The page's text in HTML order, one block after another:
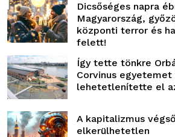
Dicsőséges napra
Magyarország,
központi terror és
felett!
Így tette tönkre
Corvinus egyetemet
lehetetlenítette el
A kapitalizmus
elkerülhetetlen